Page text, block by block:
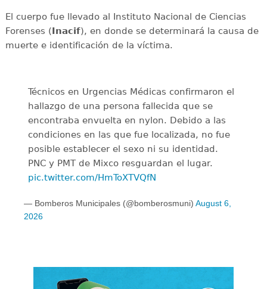
El cuerpo fue llevado al Instituto Nacional de Ciencias
Forenses ( Inacif), en donde se determinará la causa de
muerte e identificación de la víctima.
Técnicos en Urgencias Médicas confirmaron el
hallazgo de una persona fallecida que se
encontraba envuelta en nylon. Debido a las
condiciones en las que fue localizada, no fue
posible establecer el sexo ni su identidad.
PNC y PMT de Mixco resguardan el lugar.
pic.twitter.com/HmToXTVQfN
— Bomberos Municipales (@bomberosmuni) August 6,
2026